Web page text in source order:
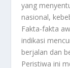
yang
nasional,
Fakta-fakta
indikasi
berjalan dan
Peristiwa ini